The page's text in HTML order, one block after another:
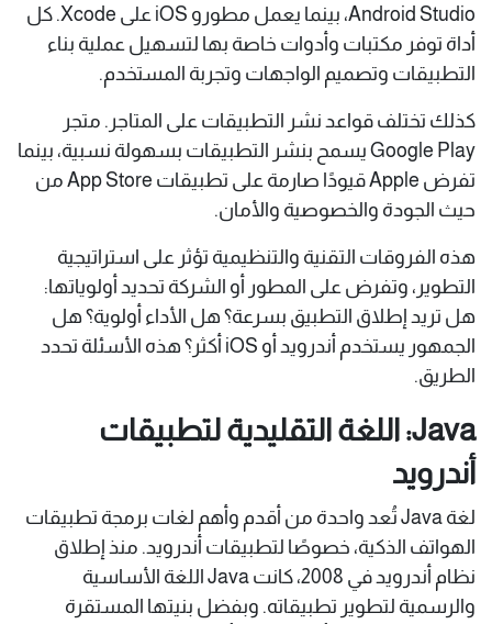
Android Studio، بينما يعمل مطورو iOS على Xcode. كل
أداة توفر مكتبات وأدوات خاصة بها لتسهيل عملية بناء
التطبيقات وتصميم الواجهات وتجربة المستخدم.
كذلك تختلف قواعد نشر التطبيقات على المتاجر. متجر
Google Play يسمح بنشر التطبيقات بسهولة نسبية، بينما
تفرض Apple قيودًا صارمة على تطبيقات App Store من
حيث الجودة والخصوصية والأمان.
هذه الفروقات التقنية والتنظيمية تؤثر على استراتيجية
التطوير، وتفرض على المطور أو الشركة تحديد أولوياتها:
هل تريد إطلاق التطبيق بسرعة؟ هل الأداء أولوية؟ هل
الجمهور يستخدم أندرويد أو iOS أكثر؟ هذه الأسئلة تحدد
الطريق.
Java: اللغة التقليدية لتطبيقات
أندرويد
لغة Java تُعد واحدة من أقدم وأهم لغات برمجة تطبيقات
الهواتف الذكية، خصوصًا لتطبيقات أندرويد. منذ إطلاق
نظام أندرويد في 2008، كانت Java اللغة الأساسية
والرسمية لتطوير تطبيقاته. وبفضل بنيتها المستقرة